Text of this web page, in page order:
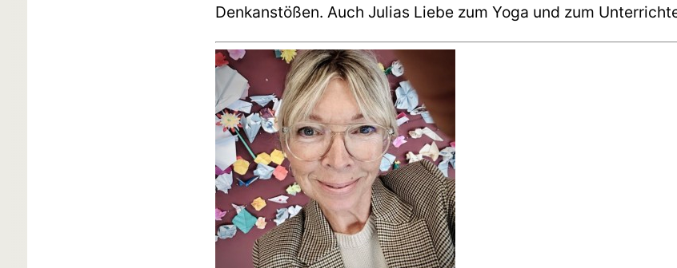
Denkanstößen. Auch Julias Liebe zum Yoga und zum